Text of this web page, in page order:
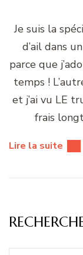
Je suis la
d’ail dans
parce que
temps !
et j’ai vu LE
frais
Lire la suite